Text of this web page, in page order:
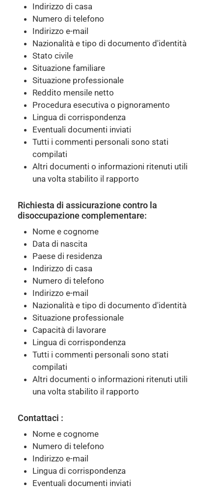
Indirizzo di casa
Numero di telefono
Indirizzo e-mail
Nazionalità e tipo di documento d'identità
Stato civile
Situazione familiare
Situazione professionale
Reddito mensile netto
Procedura esecutiva o pignoramento
Lingua di corrispondenza
Eventuali documenti inviati
Tutti i commenti personali sono stati
compilati
Altri documenti o informazioni ritenuti utili
una volta stabilito il rapporto
Richiesta di assicurazione contro la
disoccupazione complementare:
Nome e cognome
Data di nascita
Paese di residenza
Indirizzo di casa
Numero di telefono
Indirizzo e-mail
Nazionalità e tipo di documento d'identità
Situazione professionale
Capacità di lavorare
Lingua di corrispondenza
Tutti i commenti personali sono stati
compilati
Altri documenti o informazioni ritenuti utili
una volta stabilito il rapporto
Contattaci :
Nome e cognome
Numero di telefono
Indirizzo e-mail
Lingua di corrispondenza
Eventuali documenti inviati